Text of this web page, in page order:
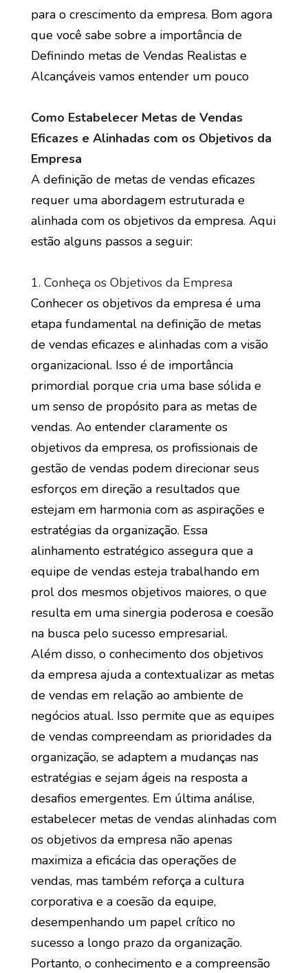
para o crescimento da empresa. Bom agora
que você sabe sobre a importância de
Definindo metas de Vendas Realistas e
Alcançáveis vamos entender um pouco
Como Estabelecer Metas de Vendas
Eficazes e Alinhadas com os Objetivos da
Empresa
A definição de metas de vendas eficazes
requer uma abordagem estruturada e
alinhada com os objetivos da empresa. Aqui
estão alguns passos a seguir:
1. Conheça os Objetivos da Empresa
Conhecer os objetivos da empresa é uma
etapa fundamental na definição de metas
de vendas eficazes e alinhadas com a visão
organizacional. Isso é de importância
primordial porque cria uma base sólida e
um senso de propósito para as metas de
vendas. Ao entender claramente os
objetivos da empresa, os profissionais de
gestão de vendas podem direcionar seus
esforços em direção a resultados que
estejam em harmonia com as aspirações e
estratégias da organização. Essa
alinhamento estratégico assegura que a
equipe de vendas esteja trabalhando em
prol dos mesmos objetivos maiores, o que
resulta em uma sinergia poderosa e coesão
na busca pelo sucesso empresarial.
Além disso, o conhecimento dos objetivos
da empresa ajuda a contextualizar as metas
de vendas em relação ao ambiente de
negócios atual. Isso permite que as equipes
de vendas compreendam as prioridades da
organização, se adaptem a mudanças nas
estratégias e sejam ágeis na resposta a
desafios emergentes. Em última análise,
estabelecer metas de vendas alinhadas com
os objetivos da empresa não apenas
maximiza a eficácia das operações de
vendas, mas também reforça a cultura
corporativa e a coesão da equipe,
desempenhando um papel crítico no
sucesso a longo prazo da organização.
Portanto, o conhecimento e a compreensão